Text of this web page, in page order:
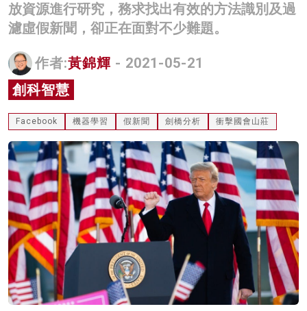
科技
名家榜
灼見活動
關於我們
放資源進行研究，務求找出有效的方法識別及過
濾虛假新聞，卻正在面對不少難題。
作者:黃錦輝 - 2021-05-21
創科智慧
Facebook 機器學習 假新聞 劍橋分析 衝擊國會山莊